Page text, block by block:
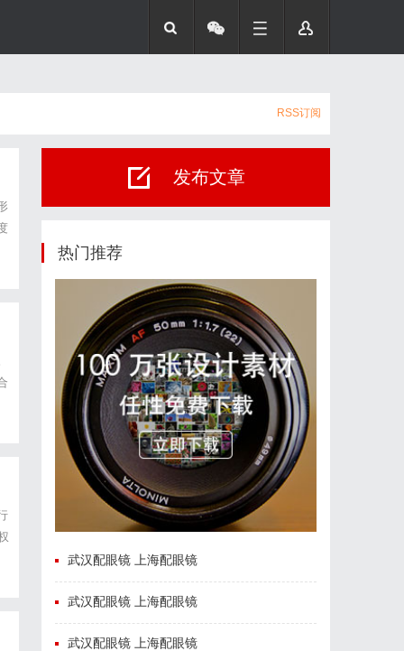
RSS订阅
发布文章
热门推荐
武汉配眼镜 上海配眼镜
武汉配眼镜 上海配眼镜
武汉配眼镜 上海配眼镜